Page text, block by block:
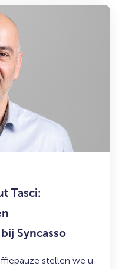
Tasci:
Syncasso
stellen we u